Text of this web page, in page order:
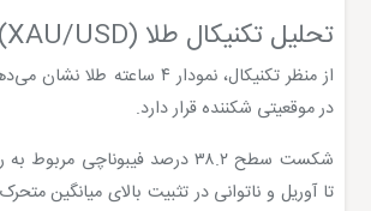
تحلیل تکنیکال طلا (XAU/USD)
از منظر تکنیکال، نمودار ۴ ساعته
در موقعیتی شکننده قرار دارد.
شکست سطح ۳۸.۲ درصد فیبوناچی